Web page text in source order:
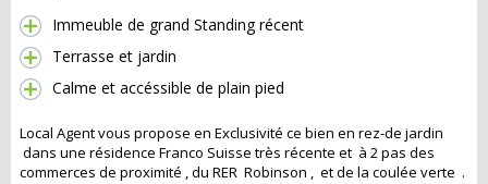
Immeuble de grand Standing récent
Terrasse et jardin
Calme et accéssible de plain pied
Local Agent vous propose en Exclusivité ce bien en rez-de jardin
dans une résidence Franco Suisse très récente et à 2 pas des
commerces de proximité , du RER Robinson , et de la coulée verte .